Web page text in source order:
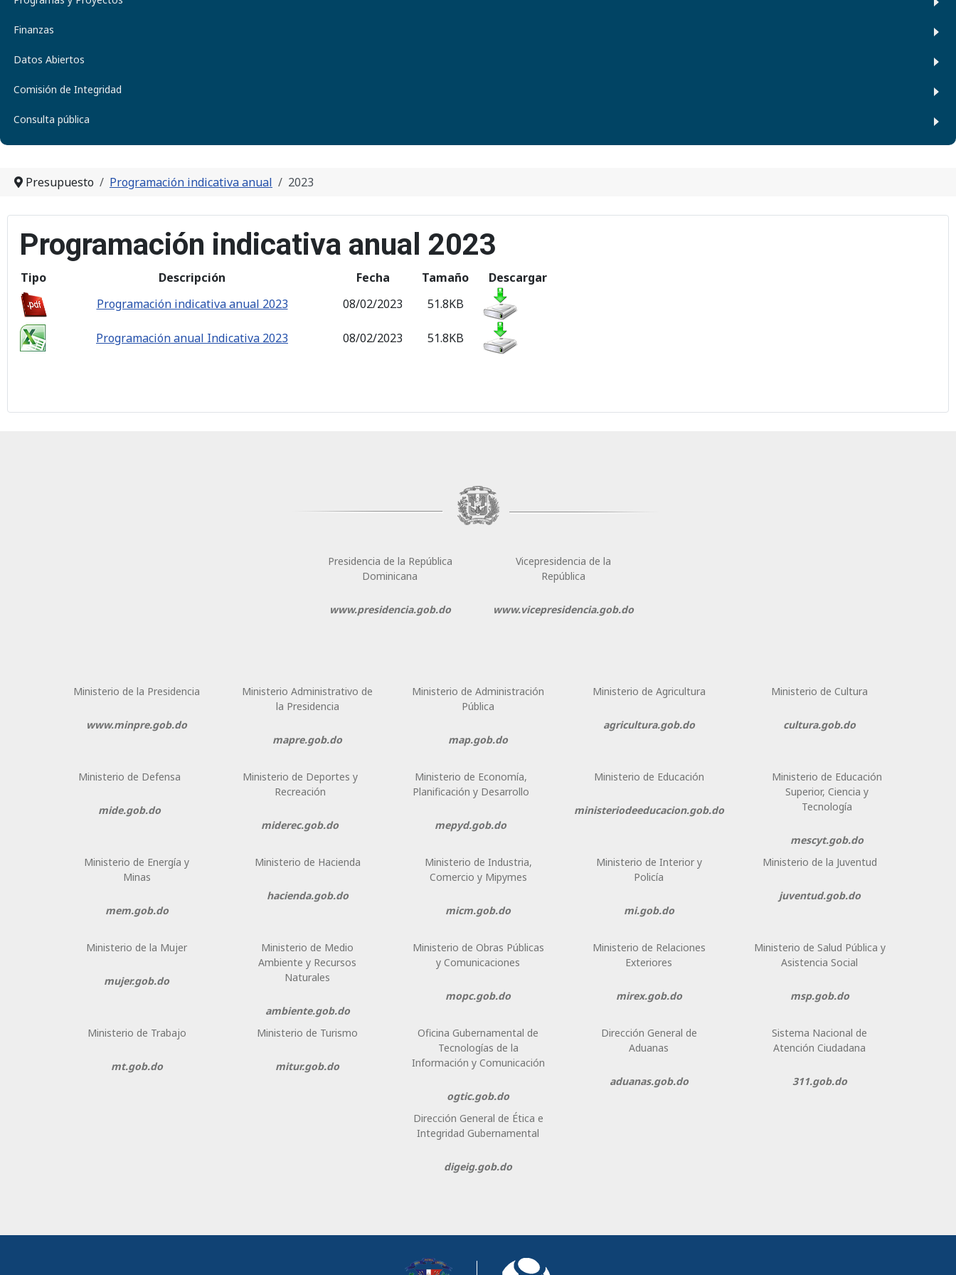
Finanzas
Datos Abiertos
Comisión de Integridad
Consulta pública
Presupuesto Programación indicativa anual 2023
Programación indicativa anual 2023
Tipo Descripción Fecha Tamaño
Descargar
Programación indicativa anual 2023
08/02/2023 51.8KB
Programación anual Indicativa 2023 08/02/2023 51.8KB
Presidencia de la República
Dominicana
www.presidencia.gob.do
Vicepresidencia de la
República
www.vicepresidencia.gob.do
Ministerio de la Presidencia
www.minpre.gob.do
Ministerio Administrativo de
la Presidencia
mapre.gob.do
Ministerio de Administración
Pública
map.gob.do
Ministerio de Agricultura
agricultura.gob.do
Ministerio de Cultura
cultura.gob.do
Ministerio de Defensa
mide.gob.do
Ministerio de Deportes y
Recreación
miderec.gob.do
Ministerio de Economía,
Planificación y Desarrollo
mepyd.gob.do
Ministerio de Educación
ministeriodeeducacion.gob.do
Ministerio de Educación
Superior, Ciencia y
Tecnología
mescyt.gob.do
Ministerio de Energía y
Minas
mem.gob.do
Ministerio de Hacienda
hacienda.gob.do
Ministerio de Industria,
Comercio y Mipymes
micm.gob.do
Ministerio de Interior y
Policía
mi.gob.do
Ministerio de la Juventud
juventud.gob.do
Ministerio de la Mujer
mujer.gob.do
Ministerio de Medio
Ambiente y Recursos
Naturales
ambiente.gob.do
Ministerio de Obras Públicas
y Comunicaciones
mopc.gob.do
Ministerio de Relaciones
Exteriores
mirex.gob.do
Ministerio de Salud Pública y
Asistencia Social
msp.gob.do
Ministerio de Trabajo
mt.gob.do
Ministerio de Turismo
mitur.gob.do
Oficina Gubernamental de
Tecnologías de la
Información y Comunicación
ogtic.gob.do
Dirección General de
Aduanas
aduanas.gob.do
Sistema Nacional de
Atención Ciudadana
311.gob.do
Dirección General de Ética e
Integridad Gubernamental
digeig.gob.do